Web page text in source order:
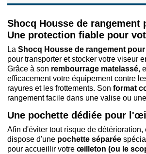
Shocq Housse de rangement
Une protection fiable pour
La Shocq Housse de rangement
pour transporter et stocker votre viseur
Grâce à son rembourrage matelassé,
efficacement votre équipement contre
rayures et les frottements. Son format
rangement facile dans une valise ou
Une pochette dédiée pour
Afin d'éviter tout risque de détérioration,
dispose d'une pochette séparée
pour accueillir votre œilleton (ou le